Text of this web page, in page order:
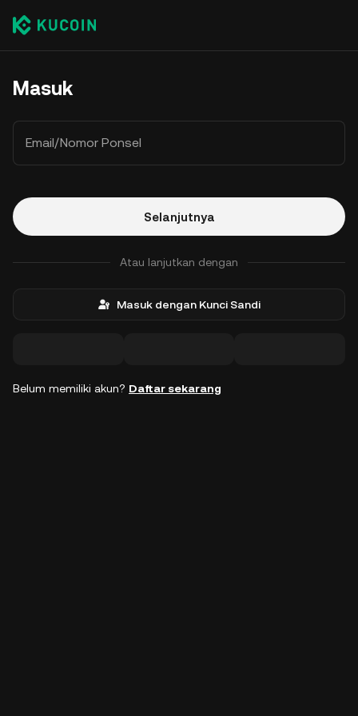
Masuk
Email/Nomor Ponsel
Selanjutnya
Atau lanjutkan dengan
Masuk dengan Kunci Sandi
Belum memiliki akun? Daftar sekarang